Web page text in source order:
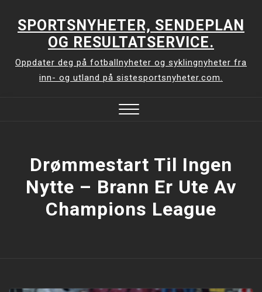
SPORTSNYHETER, SENDEPLAN
OG RESULTATSERVICE.
Oppdater deg på fotballnyheter og syklingnyheter fra
inn- og utland på sistesportsnyheter.com.
Drømmestart Til Ingen
Nytte – Brann Er Ute Av
Champions League